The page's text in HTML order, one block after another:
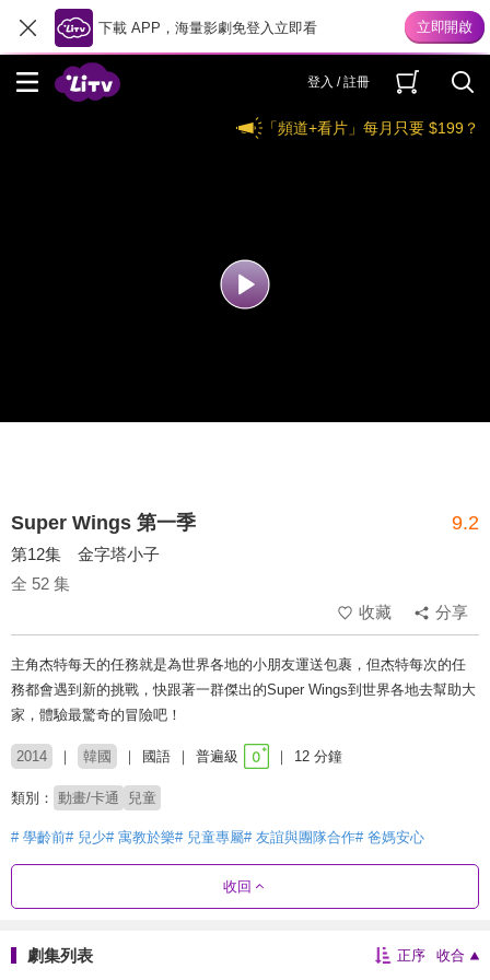
下載 APP，海量影劇免登入立即看
登入 / 註冊
「頻道+看片」每月只要 $199？
Super Wings 第一季 9.2
第12集 金字塔小子
全 52 集
收藏
分享
主角杰特每天的任務就是為世界各地的小朋友運送包裹，但杰特每次的任
務都會遇到新的挑戰，快跟著一群傑出的Super Wings到世界各地去幫助大
家，體驗最驚奇的冒險吧！
2014 韓國 國語 普遍級 12 分鐘
類別： 動畫/卡通 兒童
# 學齡前# 兒少# 寓教於樂# 兒童專屬# 友誼與團隊合作# 爸媽安心
收回
劇集列表 正序 收合